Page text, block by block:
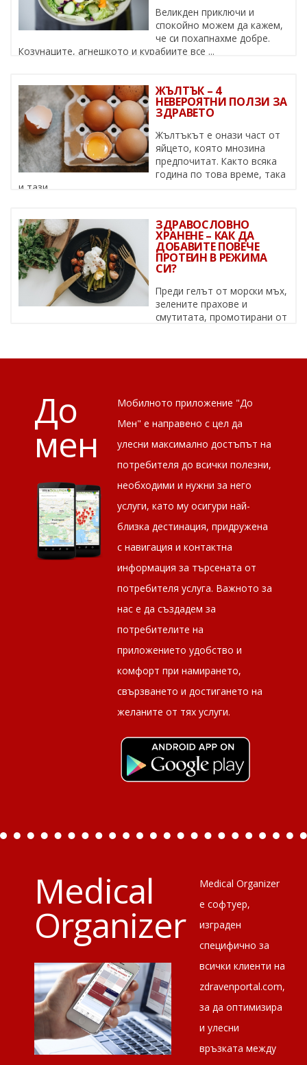
Великден приключи и
спокойно можем да кажем,
че си похапнахме добре.
Козунаците, агнешкото и курабиите все ...
ЖЪЛТЪК – 4
НЕВЕРОЯТНИ ПОЛЗИ ЗА
ЗДРАВЕТО
Жълтъкът е онази част от
яйцето, която мнозина
предпочитат. Както всяка
година по това време, така
и тази, ...
ЗДРАВОСЛОВНО
ХРАНЕНЕ – КАК ДА
ДОБАВИТЕ ПОВЕЧЕ
ПРОТЕИН В РЕЖИМА
СИ?
Преди гелът от морски мъх,
зелените прахове и
смутитата, промотирани от
До
мен
Мобилното приложение "До
Мен" е направено с цел да
улесни максимално достъпът на
потребителя до всички полезни,
необходими и нужни за него
услуги, като му осигури най-
близка дестинация, придружена
с навигация и контактна
информация за търсената от
потребителя услуга. Важното за
нас е да създадем за
потребителите на
приложението удобство и
комфорт при намирането,
свързването и достигането на
желаните от тях услуги.
Medical
Organizer
Medical Organizer
е софтуер,
изграден
специфично за
всички клиенти на
zdravenportal.com,
за да оптимизира
и улесни
връзката между